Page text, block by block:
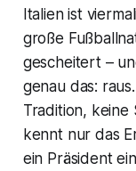
Italien ist
große
gescheitert –
genau das:
Tradition, keine
kennt nur das
ein Präsident